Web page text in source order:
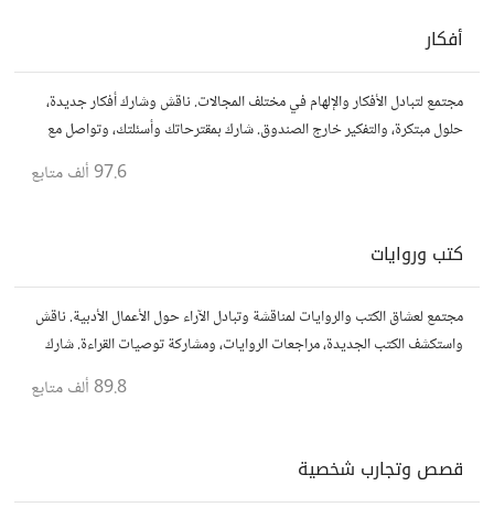
أفكار
مجتمع لتبادل الأفكار والإلهام في مختلف المجالات. ناقش وشارك أفكار جديدة،
حلول مبتكرة، والتفكير خارج الصندوق. شارك بمقترحاتك وأسئلتك، وتواصل مع
97.6 ألف متابع
كتب وروايات
مجتمع لعشاق الكتب والروايات لمناقشة وتبادل الآراء حول الأعمال الأدبية. ناقش
واستكشف الكتب الجديدة، مراجعات الروايات، ومشاركة توصيات القراءة. شارك
89.8 ألف متابع
قصص وتجارب شخصية